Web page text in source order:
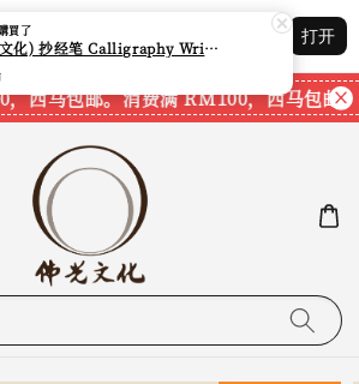
追踪您的订单
的商店
打开
西马包邮。消费满 RM100，西马包邮。
買了
(佛光文化) 抄经笔 Calligraphy Writing Pen CP70 现货速发